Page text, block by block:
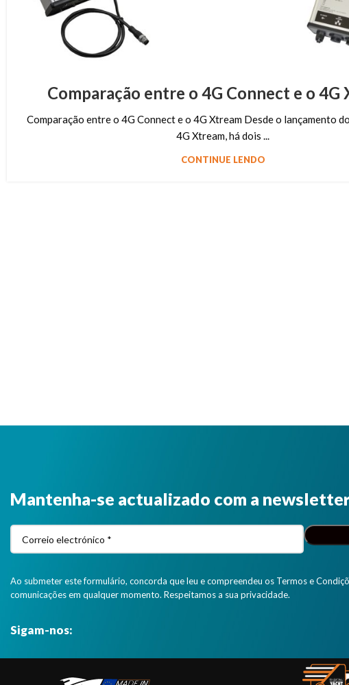
Comparação entre o 4G Connect e o 4G
Comparação entre o 4G Connect e o 4G Xtream Desde o lançamento
4G Xtream, há dois ...
CONTINUE LENDO
Mantenha-se actualizado com a newsletter
Ao submeter este formulário, concorda que leu e compreendeu os Termos e
comunicações em qualquer momento. Respeitamos a sua privacidade.
Sigam-nos: